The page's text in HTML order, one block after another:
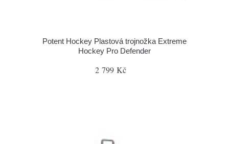
Potent Hockey Plastová trojnožka Extreme
Hockey Pro Defender
2 799 Kč